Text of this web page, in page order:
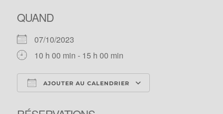
QUAND
07/10/2023
10 h 00 min - 15 h 00 min
AJOUTER AU CALENDRIER